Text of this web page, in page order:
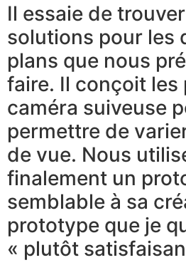
Il essaie de
solutions pour les
plans que nous
faire. Il conçoit les
caméra suiveuse
permettre de
de vue. Nous
finalement un
semblable à sa
prototype que je
« ​plutôt